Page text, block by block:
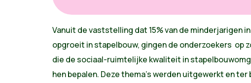
Vanuit de vaststelling dat 15% van de minderjarigen
opgroeit in stapelbouw, gingen de onderzoekers op
die de sociaal-ruimtelijke kwaliteit in
hen bepalen. Deze thema’s werden uitgewerkt en ter